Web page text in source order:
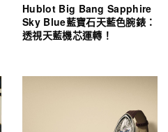
Hublot Big Bang Sapphire
Sky Blue藍寶石天藍色腕錶：
透視天藍機芯運轉！